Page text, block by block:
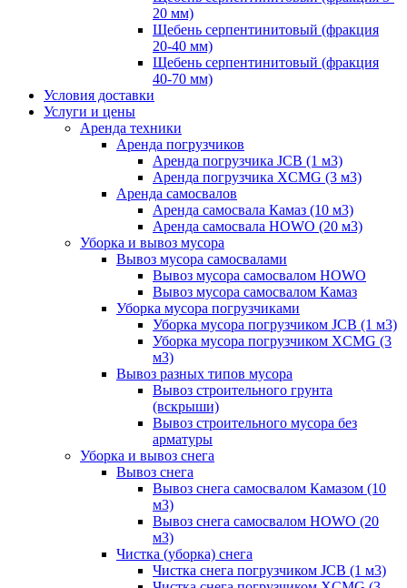
20 мм)
Щебень серпентинитовый (фракция
20-40 мм)
Щебень серпентинитовый (фракция
40-70 мм)
Условия доставки
Услуги и цены
Аренда техники
Аренда погрузчиков
Аренда погрузчика JCB (1 м3)
Аренда погрузчика XCMG (3 м3)
Аренда самосвалов
Аренда самосвала Камаз (10 м3)
Аренда самосвала HOWO (20 м3)
Уборка и вывоз мусора
Вывоз мусора самосвалами
Вывоз мусора самосвалом HOWO
Вывоз мусора самосвалом Камаз
Уборка мусора погрузчиками
Уборка мусора погрузчиком JCB (1 м3)
Уборка мусора погрузчиком XCMG (3
м3)
Вывоз разных типов мусора
Вывоз строительного грунта
(вскрыши)
Вывоз строительного мусора без
арматуры
Уборка и вывоз снега
Вывоз снега
Вывоз снега самосвалом Камазом (10
м3)
Вывоз снега самосвалом HOWO (20
м3)
Чистка (уборка) снега
Чистка снега погрузчиком JCB (1 м3)